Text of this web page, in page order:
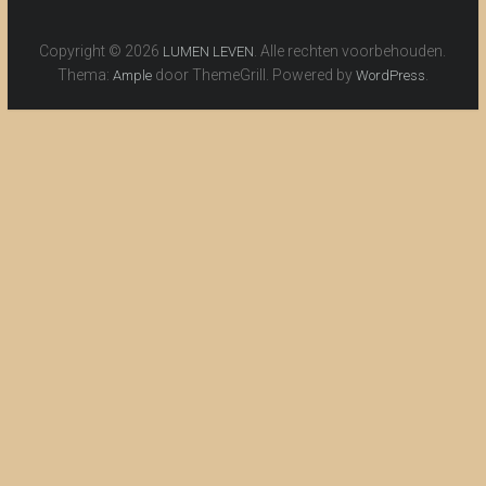
Copyright © 2026 LUMEN LEVEN . Alle rechten voorbehouden.
Thema: Ampledoor ThemeGrill. Powered by WordPress